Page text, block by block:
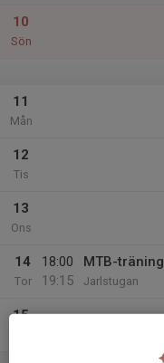
10
Sön
11
Mån
12
Tis
13
Ons
14
Tor
18:00
19:15
MTB-träning
Jarlstugan
15